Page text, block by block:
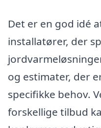
Det er en god idé
installatører, der
og estimater, der
specifikke behov.
forskellige tilbud